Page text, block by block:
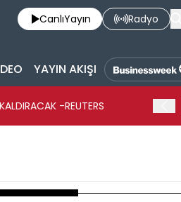
CanlıYayın Radyo
YAYIN AKIŞI
-REUTERS